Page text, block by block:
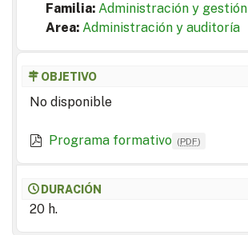
Familia: Administración y gestión
Area: Administración y auditoría
OBJETIVO
No disponible
Programa formativo (PDF)
DURACIÓN
20 h.